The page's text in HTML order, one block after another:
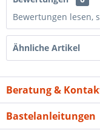
Bewertungen lesen,
Ähnliche Artikel
Beratung &
Bastelanleitungen